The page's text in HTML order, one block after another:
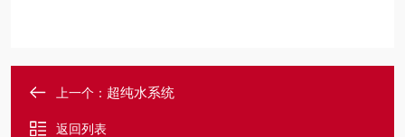
上一个： 超纯水系统
返回列表